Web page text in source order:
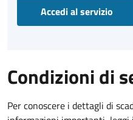
Accedi al servizio
Condizioni di
Per conoscere i dettagli di